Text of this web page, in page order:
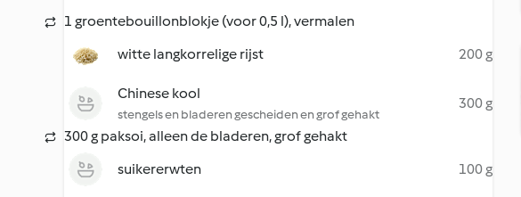
1 groentebouillonblokje (voor 0,5 l), vermalen
witte langkorrelige rijst
200 g
Chinese kool
stengels en bladeren gescheiden en grof gehakt
300 g
300 g paksoi, alleen de bladeren, grof gehakt
suikererwten
100 g